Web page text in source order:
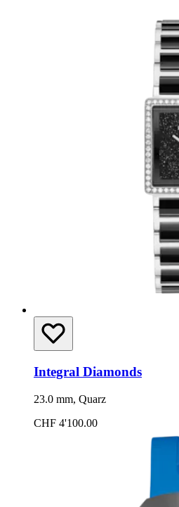
Integral Diamonds
23.0 mm, Quarz
CHF 4'100.00